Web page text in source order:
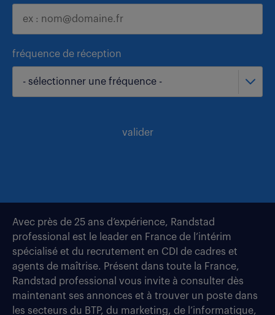
fréquence de réception
- sélectionner une fréquence -
valider
Avec près de 25 ans d’expérience, Randstad
professional est le leader en France de l’intérim
spécialisé et du recrutement en CDI de cadres et
agents de maîtrise. Présent dans toute la France,
Randstad professional vous invite à consulter dès
maintenant ses annonces et à trouver un poste dans
les secteurs du BTP, du marketing, de l’informatique,